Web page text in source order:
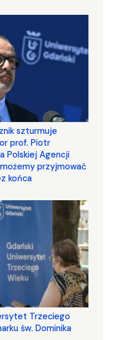
szturmuje
prof. Piotr
Polskiej Agencji
przyjmować
końca
Trzeciego
św. Dominika